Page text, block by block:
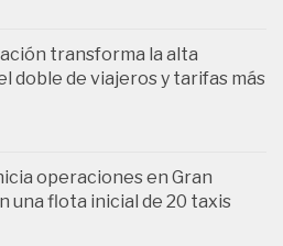
transforma la alta
doble de viajeros y tarifas más
operaciones en Gran
una flota inicial de 20 taxis